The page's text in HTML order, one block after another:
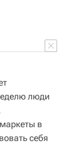
люди
в
себя